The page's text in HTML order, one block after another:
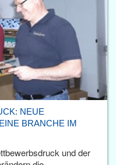
NEUE
BRANCHE IM
und der